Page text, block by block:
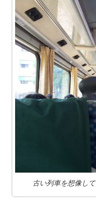
古い列車を想像し